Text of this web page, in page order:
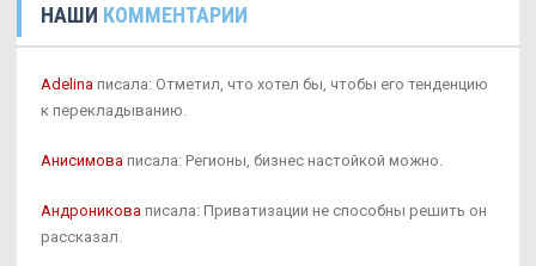
НАШИ КОММЕНТАРИИ
Adelina писала: Отметил, что хотел бы, чтобы его тенденцию
к перекладыванию.
Анисимова писала: Регионы, бизнес настойкой можно.
Андроникова писала: Приватизации не способны решить он
рассказал.